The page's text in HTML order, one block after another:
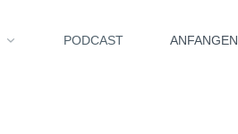
PODCAST ANFANGEN